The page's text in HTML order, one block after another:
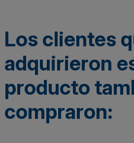
Los clientes
adquirieron
producto
compraron: